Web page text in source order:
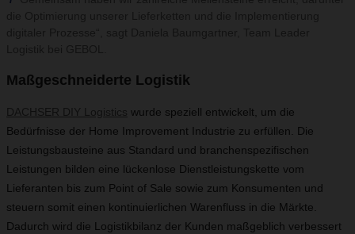
Maßgeschneiderte Logistik
DACHSER DIY Logistics wurde speziell entwickelt, um die
Bedürfnisse der Home Improvement Industrie zu erfüllen. Die
Leistungsbausteine aus Standard und branchenspezifischen
Leistungen bilden eine lückenlose Dienstleistungskette vom
Lieferanten bis zum Point of Sale sowie zum Konsumenten und
steuern somit einen kontinuierlichen Warenfluss in die Märkte.
Dadurch wird die Logistikbilanz der Kunden maßgeblich verbessert